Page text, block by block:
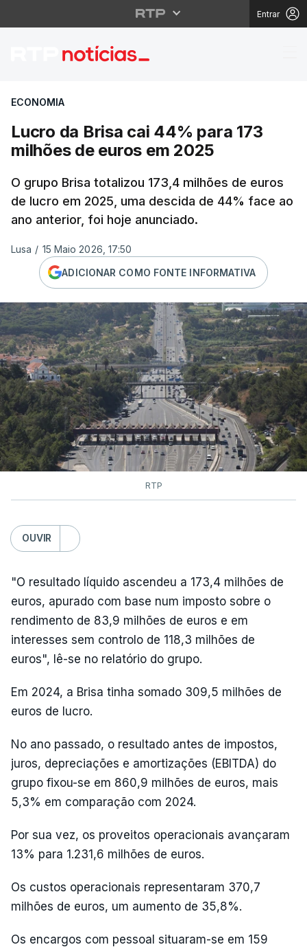
Entrar
Lucro da Brisa cai
ECONOMIA
Lucro da Brisa cai 44% para 173
milhões de euros em 2025
O grupo Brisa totalizou 173,4 milhões de euros
de lucro em 2025, uma descida de 44% face ao
ano anterior, foi hoje anunciado.
Lusa / 15 Maio 2026, 17:50
ADICIONAR COMO FONTE INFORMATIVA
RTP
OUVIR
"O resultado líquido ascendeu a 173,4 milhões de
euros, apurado com base num imposto sobre o
rendimento de 83,9 milhões de euros e em
interesses sem controlo de 118,3 milhões de
euros", lê-se no relatório do grupo.
Em 2024, a Brisa tinha somado 309,5 milhões de
euros de lucro.
No ano passado, o resultado antes de impostos,
juros, depreciações e amortizações (EBITDA) do
grupo fixou-se em 860,9 milhões de euros, mais
5,3% em comparação com 2024.
Por sua vez, os proveitos operacionais avançaram
13% para 1.231,6 milhões de euros.
Os custos operacionais representaram 370,7
milhões de euros, um aumento de 35,8%.
Os encargos com pessoal situaram-se em 159